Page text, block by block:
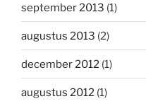
september 2013 (1)
augustus 2013 (2)
december 2012 (1)
augustus 2012 (1)